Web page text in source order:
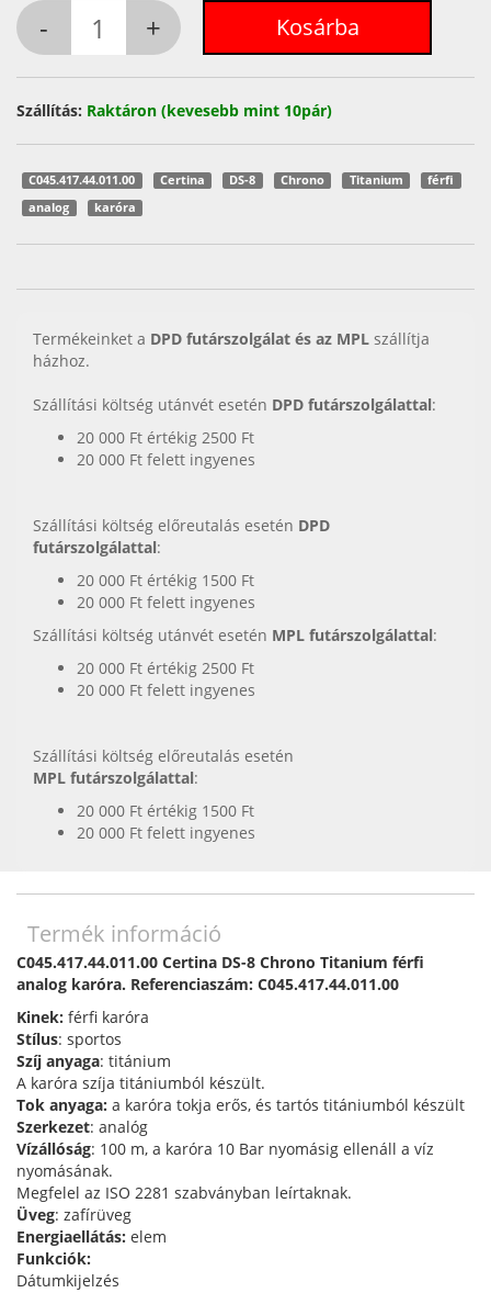
Szállítás: Raktáron (kevesebb mint 10pár)
C045.417.44.011.00 Certina DS-8 Chrono Titanium
férfi
analog
karóra
Termékeinket a DPD futárszolgálat és az MPL szállítja
házhoz.
Szállítási költség utánvét esetén DPD futárszolgálattal:
20 000 Ft értékig 2500 Ft
20 000 Ft felett ingyenes
Szállítási költség előreutalás esetén DPD
futárszolgálattal:
20 000 Ft értékig 1500 Ft
20 000 Ft felett ingyenes
Szállítási költség utánvét esetén MPL futárszolgálattal:
20 000 Ft értékig 2500 Ft
20 000 Ft felett ingyenes
Szállítási költség előreutalás esetén
MPL futárszolgálattal:
20 000 Ft értékig 1500 Ft
20 000 Ft felett ingyenes
Termék információ
C045.417.44.011.00 Certina DS-8 Chrono Titanium férfi
analog karóra. Referenciaszám: C045.417.44.011.00
Kinek: férfi karóra
Stílus: sportos
Szíj anyaga: titánium
A karóra szíja titániumból készült.
Tok anyaga: a karóra tokja erős, és tartós titániumból készült
Szerkezet: analóg
Vízállóság: 100 m, a karóra 10 Bar nyomásig ellenáll a víz
nyomásának.
Megfelel az ISO 2281 szabványban leírtaknak.
Üveg: zafírüveg
Energiaellátás: elem
Funkciók:
Dátumkijelzés